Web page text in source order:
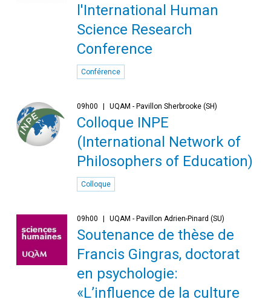
l'International Human
Science Research
Conference
Conférence
09h00 UQAM - Pavillon Sherbrooke (SH)
Colloque INPE
(International Network of
Philosophers of Education)
Colloque
09h00 UQAM - Pavillon Adrien-Pinard (SU)
Soutenance de thèse de
Francis Gingras, doctorat
en psychologie:
«L’influence de la culture